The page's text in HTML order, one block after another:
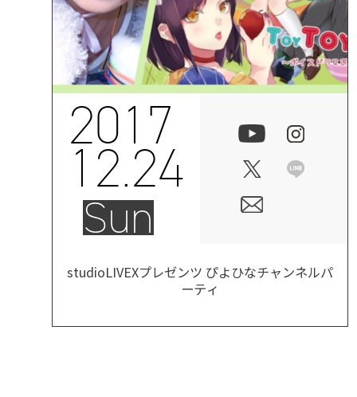
2017
12.24
Sun
studioLIVEXプレゼンツ ぴよひなチャンネルパ
ーティ